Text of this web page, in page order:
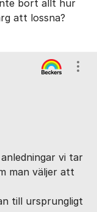
bort allt hur
att lossna?
vi tar
man väljer att
till ursprungligt